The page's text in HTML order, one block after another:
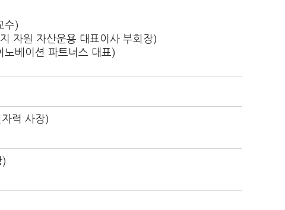
수)
자원 자산운용 대표이사 부회장)
노베이션 파트너스 대표)
력 사장)
)